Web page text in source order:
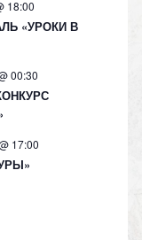
18:00
«УРОКИ В
00:30
17:00